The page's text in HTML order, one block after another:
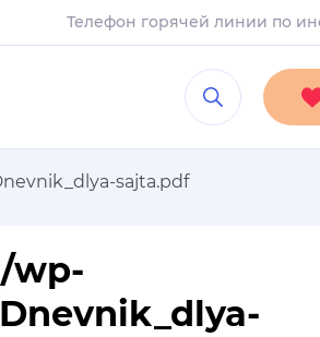
Телефон горячей линии по
sajta.pdf
wp-